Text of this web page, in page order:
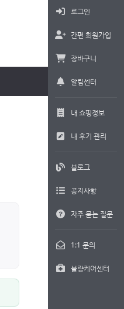
로그인
간편 회원가입
장바구니
알림센터
내 쇼핑정보
내 후기 관리
블로그
공지사항
자주 묻는 질문
1:1 문의
불량케어센터